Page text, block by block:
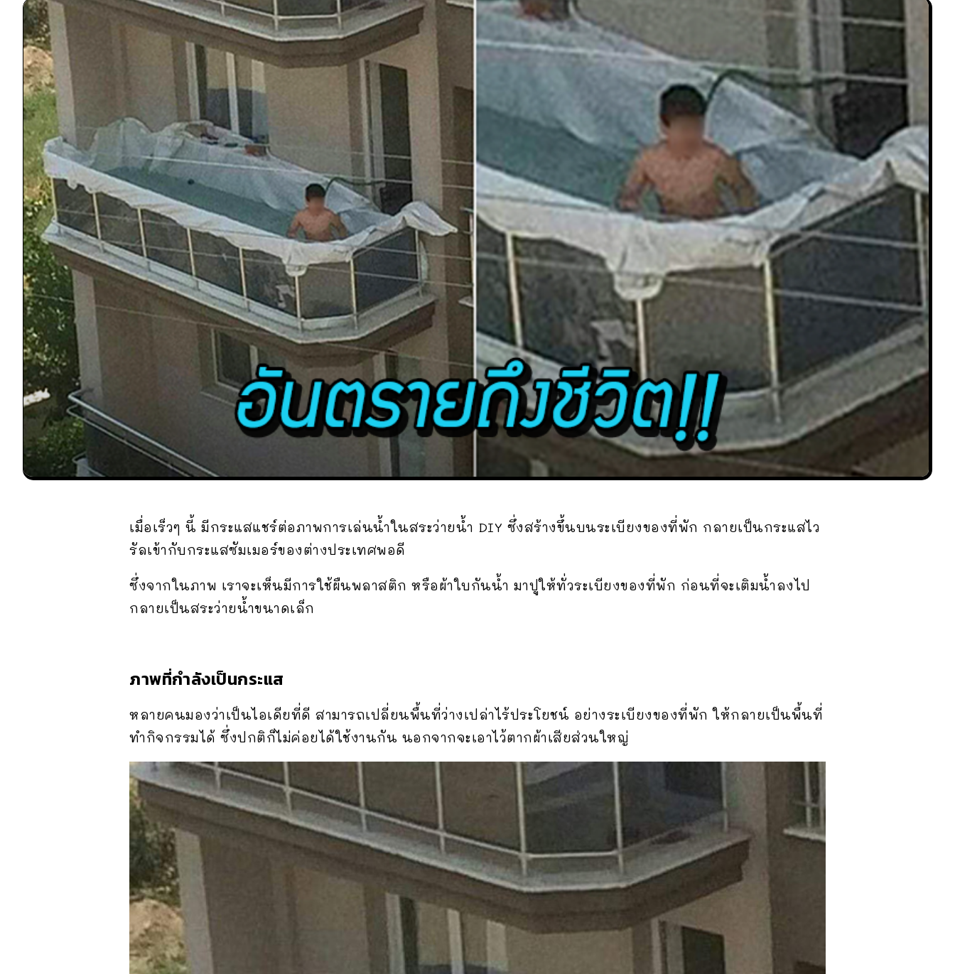
เมื่อเร็วๆ นี้ มีกระแสแชร์ต่อภาพการเล่นน้ำในสระว่ายน้ำ DIY ซึ่งสร้างขึ้นบนระเบียงของที่พัก กลายเป็นกระแสไว
รัลเข้ากับกระแสซัมเมอร์ของต่างประเทศพอดี
ซึ่งจากในภาพ เราจะเห็นมีการใช้ผืนพลาสติก หรือผ้าใบกันน้ำ มาปูให้ทั่วระเบียงของที่พัก ก่อนที่จะเติมน้ำลงไป
กลายเป็นสระว่ายน้ำขนาดเล็ก
ภาพที่กำลังเป็นกระแส
หลายคนมองว่าเป็นไอเดียที่ดี สามารถเปลี่ยนพื้นที่ว่างเปล่าไร้ประโยชน์ อย่างระเบียงของที่พัก ให้กลายเป็นพื้นที่
ทำกิจกรรมได้ ซึ่งปกติก็ไม่ค่อยได้ใช้งานกัน นอกจากจะเอาไว้ตากผ้าเสียส่วนใหญ่